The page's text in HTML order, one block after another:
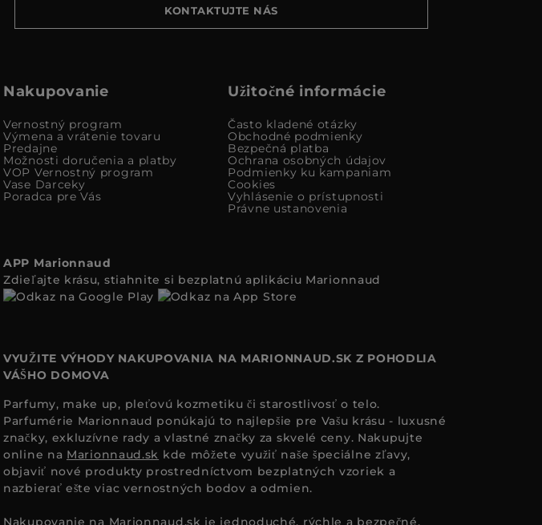
KONTAKTUJTE NÁS
Nakupovanie
Vernostný program
Výmena a vrátenie tovaru
Predajne
Možnosti doručenia a platby
VOP Vernostný program
Vase Darceky
Poradca pre Vás
Užitočné informácie
Často kladené otázky
Obchodné podmienky
Bezpečná platba
Ochrana osobných údajov
Podmienky ku kampaniam
Cookies
Vyhlásenie o prístupnosti
Právne ustanovenia
APP Marionnaud
Zdieľajte krásu, stiahnite si bezplatnú aplikáciu Marionnaud
VYUŽITE VÝHODY NAKUPOVANIA NA MARIONNAUD.SK Z POHODLIA
VÁŠHO DOMOVA
Parfumy, make up, pleťovú kozmetiku či starostlivosť o telo.
Parfumérie Marionnaud ponúkajú to najlepšie pre Vašu krásu - luxusné
značky, exkluzívne rady a vlastné značky za skvelé ceny. Nakupujte
online na Marionnaud.sk kde môžete využiť naše špeciálne zľavy,
objaviť nové produkty prostredníctvom bezplatných vzoriek a
nazbierať ešte viac vernostných bodov a odmien.
Nakupovanie na Marionnaud.sk je jednoduché, rýchle a bezpečné.